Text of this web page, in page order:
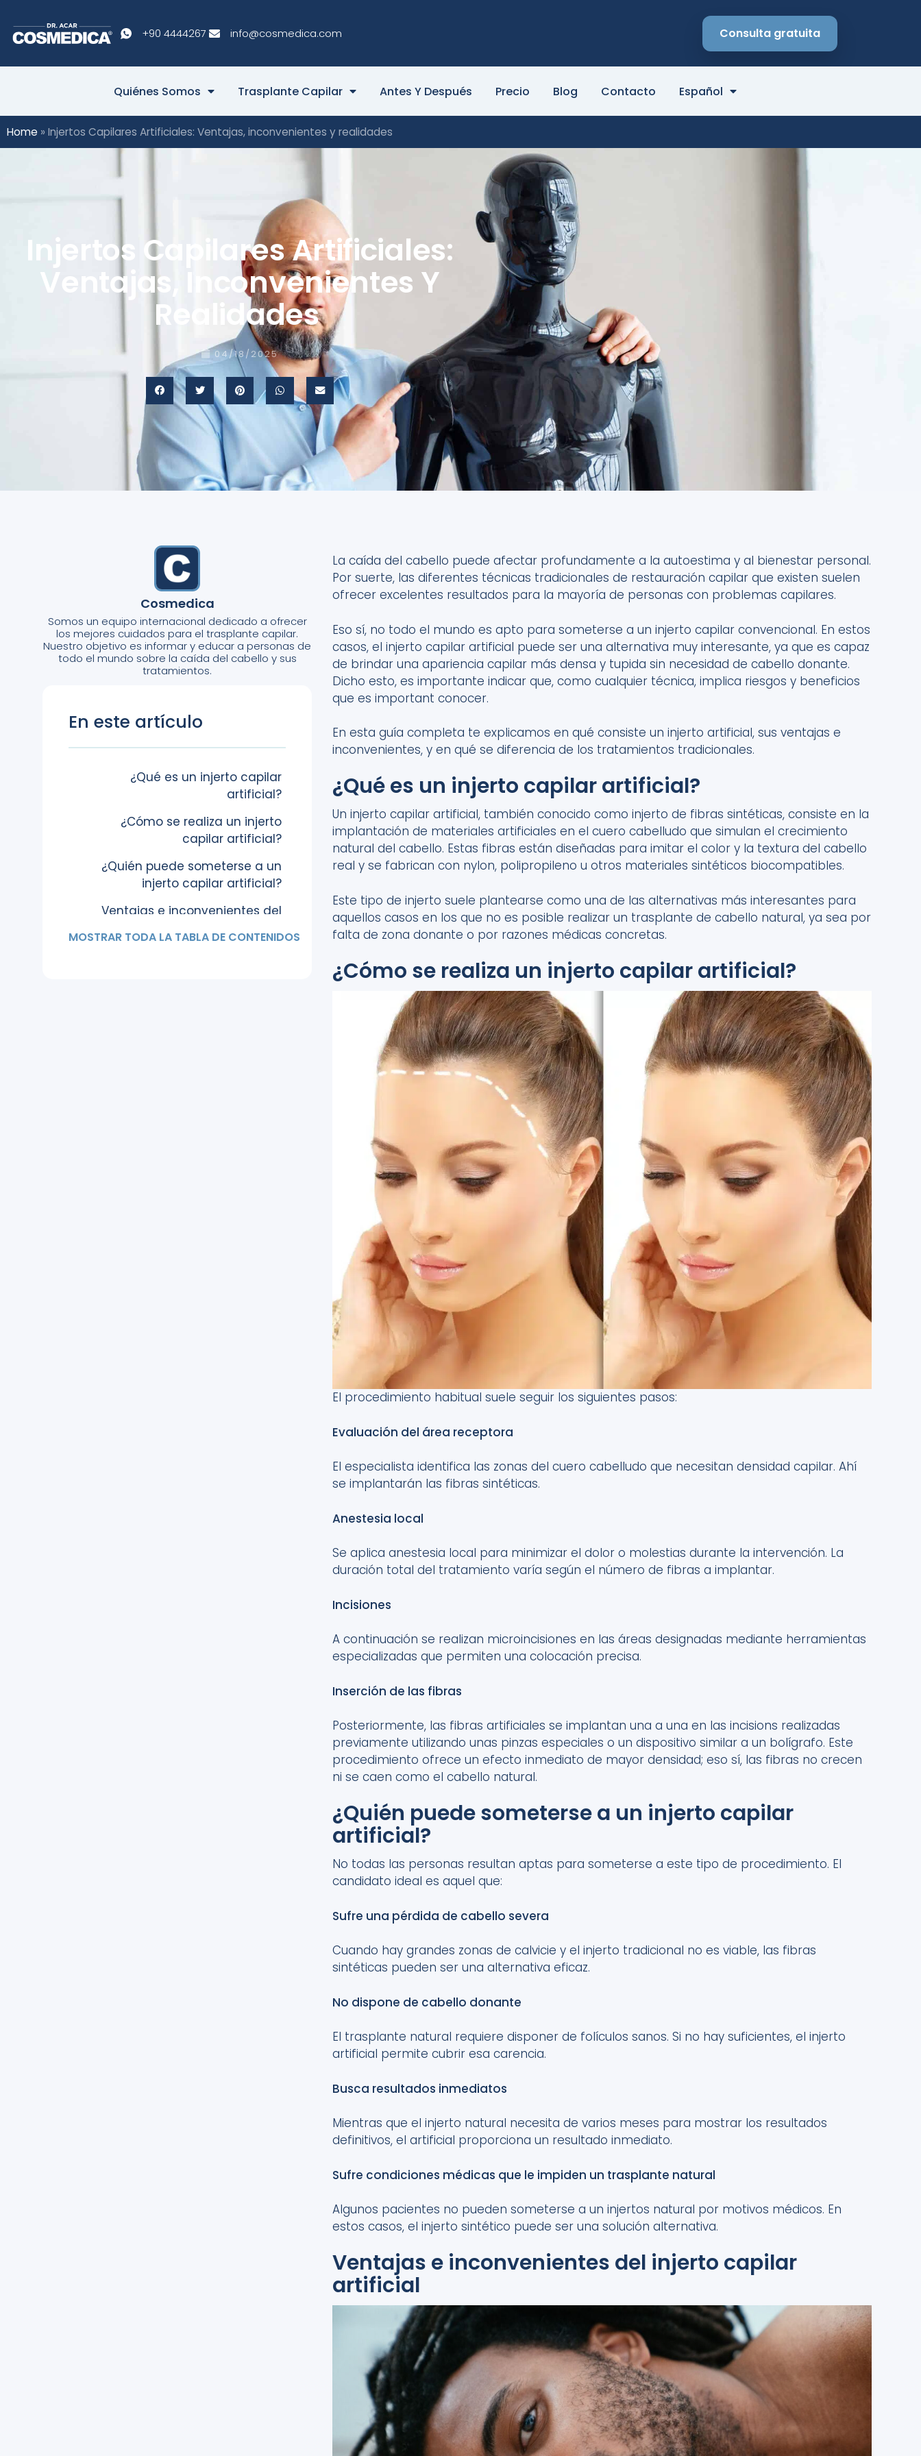
+90 4444267 info@cosmedica.com Consulta gratuita
Quiénes Somos Trasplante Capilar Antes Y Después Precio Blog Contacto Español
Home » Injertos Capilares Artificiales: Ventajas, inconvenientes y realidades
Injertos Capilares Artificiales:
Ventajas, Inconvenientes Y
Realidades
04/18/2025
Cosmedica
Somos un equipo internacional dedicado a ofrecer
los mejores cuidados para el trasplante capilar.
Nuestro objetivo es informar y educar a personas de
todo el mundo sobre la caída del cabello y sus
tratamientos.
En este artículo
¿Qué es un injerto capilar
artificial?
¿Cómo se realiza un injerto
capilar artificial?
¿Quién puede someterse a un
injerto capilar artificial?
Ventajas e inconvenientes del
MOSTRAR TODA LA TABLA DE CONTENIDOS
La caída del cabello puede afectar profundamente a la autoestima y al bienestar personal.
Por suerte, las diferentes técnicas tradicionales de restauración capilar que existen suelen
ofrecer excelentes resultados para la mayoría de personas con problemas capilares.
Eso sí, no todo el mundo es apto para someterse a un injerto capilar convencional. En estos
casos, el injerto capilar artificial puede ser una alternativa muy interesante, ya que es capaz
de brindar una apariencia capilar más densa y tupida sin necesidad de cabello donante.
Dicho esto, es importante indicar que, como cualquier técnica, implica riesgos y beneficios
que es important conocer.
En esta guía completa te explicamos en qué consiste un injerto artificial, sus ventajas e
inconvenientes, y en qué se diferencia de los tratamientos tradicionales.
¿Qué es un injerto capilar artificial?
Un injerto capilar artificial, también conocido como injerto de fibras sintéticas, consiste en la
implantación de materiales artificiales en el cuero cabelludo que simulan el crecimiento
natural del cabello. Estas fibras están diseñadas para imitar el color y la textura del cabello
real y se fabrican con nylon, polipropileno u otros materiales sintéticos biocompatibles.
Este tipo de injerto suele plantearse como una de las alternativas más interesantes para
aquellos casos en los que no es posible realizar un trasplante de cabello natural, ya sea por
falta de zona donante o por razones médicas concretas.
¿Cómo se realiza un injerto capilar artificial?
El procedimiento habitualsuele seguir los siguientes pasos:
Evaluación del área receptora
El especialista identifica las zonas del cuero cabelludo que necesitan densidad capilar. Ahí
se implantarán las fibras sintéticas.
Anestesia local
Se aplica anestesia local para minimizar el dolor o molestias durante la intervención. La
duración total del tratamiento varía según el número de fibras a implantar.
Incisiones
Acontinuación se realizan microincisiones en las áreas designadas mediante herramientas
especializadas que permiten una colocación precisa.
Inserción de las fibras
Posteriormente, las fibras artificiales se implantan una a una en lasincisions realizadas
previamente utilizando unas pinzas especiales o un dispositivosimilar a un bolígrafo. Este
procedimiento ofrece un efecto inmediato de mayor densidad; eso sí, las fibras no crecen
ni se caen como el cabello natural.
¿Quién puede someterse a un injerto capilar
artificial?
No todas las personas resultan aptas parasometerse aeste tipo de procedimiento. El
candidato ideal es aquel que:
Sufre una pérdida de cabello severa
Cuando hay grandes zonas de calvicie y el injerto tradicional no es viable, las fibras
sintéticas pueden ser unaalternativa eficaz.
No dispone de cabello donante
El trasplante natural requiere disponer de folículos sanos. Si no hay suficientes, el injerto
artificial permite cubrir esa carencia.
Busca resultados inmediatos
Mientras que el injerto natural necesita de varios meses para mostrar los resultados
definitivos, el artificial proporcionaun resultado inmediato.
Sufre condiciones médicas que le impiden un trasplante natural
Algunos pacientes no pueden someterse a un injertos natural por motivos médicos. En
estos casos, el injerto sintético puede ser una solución alternativa.
Ventajas e inconvenientes del injerto capilar
artificial